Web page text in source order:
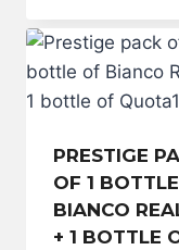
con
scatola di
legno
quantity
PRESTIGE
OF 1
BIANCO
+ 1 BOTTLE